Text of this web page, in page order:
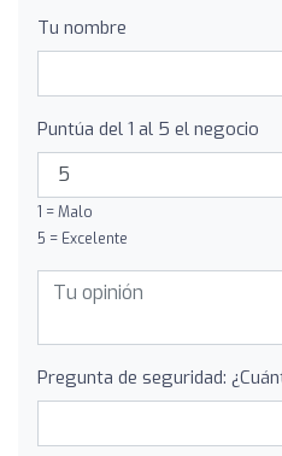
Tu nombre
Puntúa del 1 al 5 el negocio
1 = Malo
5 = Excelente
Pregunta de seguridad: